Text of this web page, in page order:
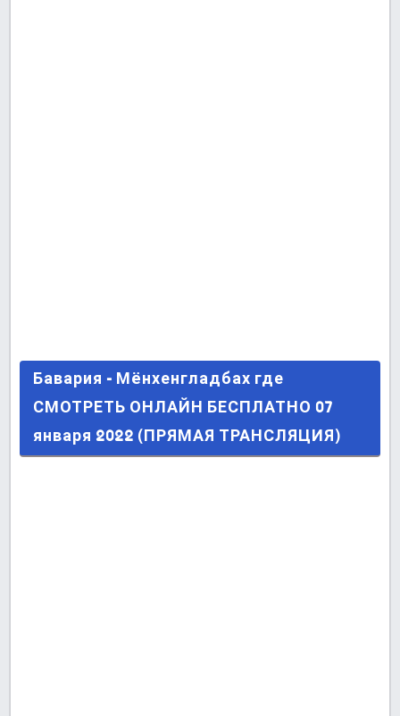
Бавария - Мёнхенгладбах где СМОТРЕТЬ
ОНЛАЙН БЕСПЛАТНО 07 января 2022 (ПРЯМАЯ
ТРАНСЛЯЦИЯ)
Бавария - Мёнхенгладбах где
СМОТРЕТЬ ОНЛАЙН БЕСПЛАТНО 07
января 2022 (ПРЯМАЯ ТРАНСЛЯЦИЯ)